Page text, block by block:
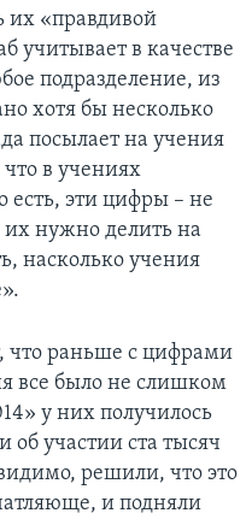
«правдивой
учитывает в качестве
подразделение, из
хотя бы несколько
посылает на учения
в учениях
есть, эти цифры – не
нужно делить на
насколько учения
раньше с цифрами
все было не слишком
у них получилось
об участии ста тысяч
решили, что это
и подняли